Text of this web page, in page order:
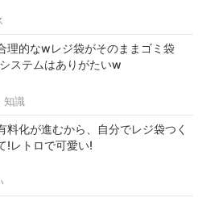
理的なwレジ袋がそのままゴミ袋
ステムはありがたいw
知識
料化が進むから、自分でレジ袋つく
!レトロで可愛い!